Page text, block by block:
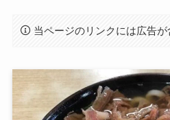
当ページのリンクには広告が